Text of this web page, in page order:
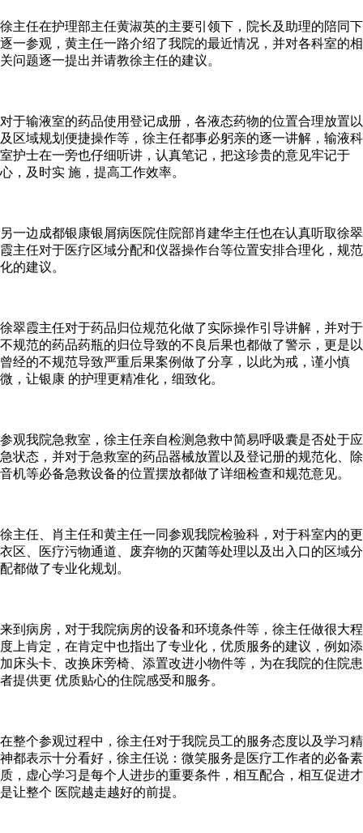
徐主任在护理部主任黄淑英的主要引领下，院长及助理的陪同下
逐一参观，黄主任一路介绍了我院的最近情况，并对各科室的相
关问题逐一提出并请教徐主任的建议。
对于输液室的药品使用登记成册，各液态药物的位置合理放置以
及区域规划便捷操作等，徐主任都事必躬亲的逐一讲解，输液科
室护士在一旁也仔细听讲，认真笔记，把这珍贵的意见牢记于
心，及时实 施，提高工作效率。
另一边成都银康银屑病医院住院部肖建华主任也在认真听取徐翠
霞主任对于医疗区域分配和仪器操作台等位置安排合理化，规范
化的建议。
徐翠霞主任对于药品归位规范化做了实际操作引导讲解，并对于
不规范的药品药瓶的归位导致的不良后果也都做了警示，更是以
曾经的不规范导致严重后果案例做了分享，以此为戒，谨小慎
微，让银康 的护理更精准化，细致化。
参观我院急救室，徐主任亲自检测急救中简易呼吸囊是否处于应
急状态，并对于急救室的药品器械放置以及登记册的规范化、除
音机等必备急救设备的位置摆放都做了详细检查和规范意见。
徐主任、肖主任和黄主任一同参观我院检验科，对于科室内的更
衣区、医疗污物通道、废弃物的灭菌等处理以及出入口的区域分
配都做了专业化规划。
来到病房，对于我院病房的设备和环境条件等，徐主任做很大程
度上肯定，在肯定中也指出了专业化，优质服务的建议，例如添
加床头卡、改换床旁椅、添置改进小物件等，为在我院的住院患
者提供更 优质贴心的住院感受和服务。
在整个参观过程中，徐主任对于我院员工的服务态度以及学习精
神都表示十分看好，徐主任说：微笑服务是医疗工作者的必备素
质，虚心学习是每个人进步的重要条件，相互配合，相互促进才
是让整个 医院越走越好的前提。